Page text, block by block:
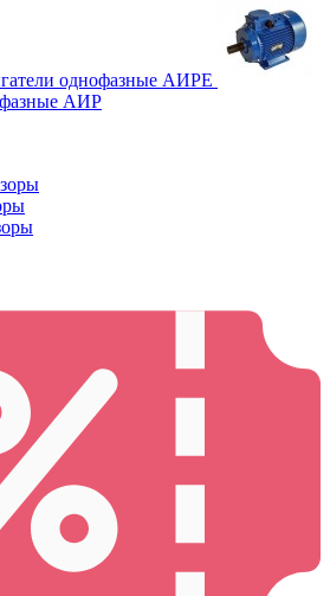
однофазные АИРЕ
АИР